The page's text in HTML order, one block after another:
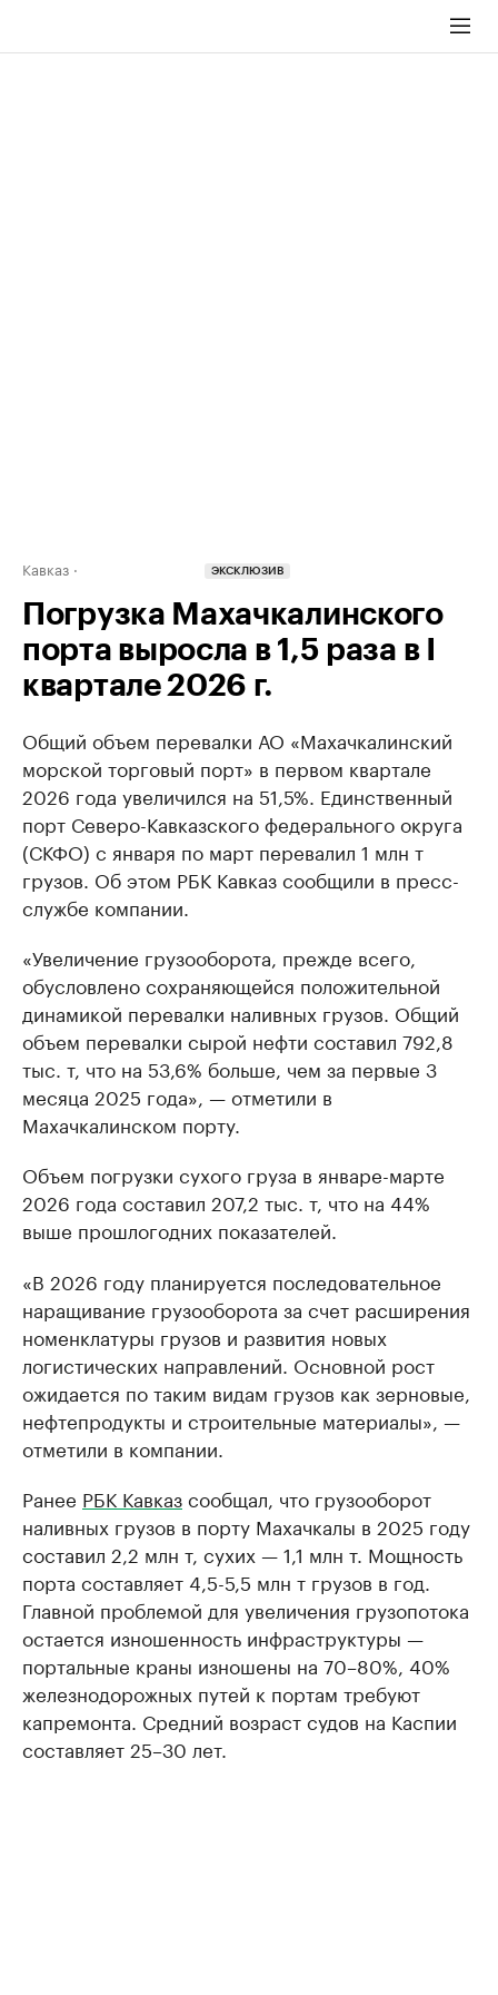
Кавказ ЭКСКЛЮЗИВ
Погрузка Махачкалинского
порта выросла в 1,5 раза в I
квартале 2026 г.
Общий объем перевалки АО «Махачкалинский
морской торговый порт» в первом квартале
2026 года увеличился на 51,5%. Единственный
порт Северо-Кавказского федерального округа
(СКФО) с января по март перевалил 1 млн т
грузов. Об этом РБК Кавказ сообщили в пресс-
службе компании.
«Увеличение грузооборота, прежде всего,
обусловлено сохраняющейся положительной
динамикой перевалки наливных грузов. Общий
объем перевалки сырой нефти составил 792,8
тыс. т, что на 53,6% больше, чем за первые 3
месяца 2025 года», — отметили в
Махачкалинском порту.
Объем погрузки сухого груза в январе-марте
2026 года составил 207,2 тыс. т, что на 44%
выше прошлогодних показателей.
«В 2026 году планируется последовательное
наращивание грузооборота за счет расширения
номенклатуры грузов и развития новых
логистических направлений. Основной рост
ожидается по таким видам грузов как зерновые,
нефтепродукты и строительные материалы», —
отметили в компании.
Ранее РБК Кавказсообщал, что грузооборот
наливных грузов в порту Махачкалы в 2025 году
составил 2,2 млн т, сухих — 1,1 млн т. Мощность
порта составляет 4,5-5,5 млн т грузов в год.
Главной проблемой для увеличения грузопотока
остается изношенность инфраструктуры —
портальные краны изношены на 70–80%, 40%
железнодорожных путей к портам требуют
капремонта. Средний возраст судов на Каспии
составляет 25–30 лет.